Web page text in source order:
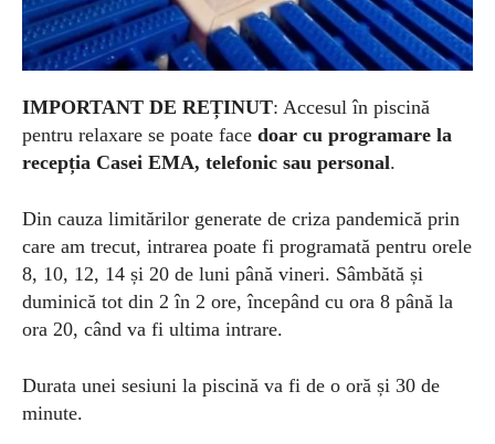
IMPORTANT DE REȚINUT: Accesul în piscină
pentru relaxare se poate face doar cu programare la
recepția Casei EMA, telefonic sau personal.
Din cauza limitărilor generate de criza pandemică prin
care am trecut, intrarea poate fi programată pentru orele
8, 10, 12, 14 și 20 de luni până vineri. Sâmbătă și
duminică tot din 2 în 2 ore, începând cu ora 8 până la
ora 20, când va fi ultima intrare.
Durata unei sesiuni la piscină va fi de o oră și 30 de
minute.